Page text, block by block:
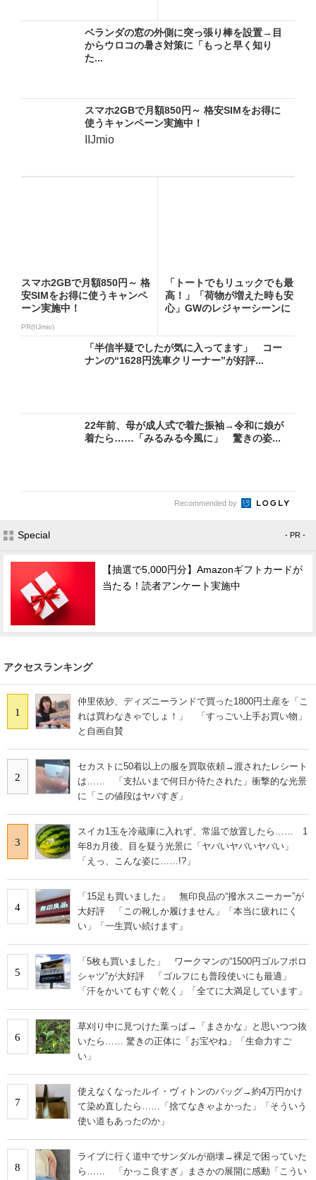
ベランダの窓の外側に突っ張り棒を設置→目
からウロコの暑さ対策に「もっと早く知り
た...
スマホ2GBで月額850円～ 格安SIMをお得に
使うキャンペーン実施中！
IIJmio
スマホ2GBで月額850円～ 格
安SIMをお得に使うキャンペ
ーン実施中！
PR(IIJmio)
「トートでもリュックでも最
高！」「荷物が増えた時も安
心」GWのレジャーシーンに
「半信半疑でしたが気に入ってます」 コー
ナンの“1628円洗車クリーナー”が好評...
22年前、母が成人式で着た振袖→令和に娘が
着たら……「みるみる今風に」 驚きの姿...
Recommended by
Special - PR -
【抽選で5,000円分】Amazonギフトカードが
当たる！読者アンケート実施中
アクセスランキング
1
仲里依紗、ディズニーランドで買った1800円土産を「こ
れは買わなきゃでしょ！」 「すっごい上手お買い物」
と自画自賛
2
セカストに50着以上の服を買取依頼→渡されたレシート
は…… 「支払いまで何日か待たされた」衝撃的な光景
に「この値段はヤバすぎ」
3
スイカ1玉を冷蔵庫に入れず、常温で放置したら…… 1
年8カ月後、目を疑う光景に「ヤバいヤバいヤバい」
「えっ、こんな姿に……!?」
4
「15足も買いました」 無印良品の“撥水スニーカー”が
大好評 「この靴しか履けません」「本当に疲れにく
い」「一生買い続けます」
5
「5枚も買いました」 ワークマンの“1500円ゴルフポロ
シャツ”が大好評 「ゴルフにも普段使いにも最適」
「汗をかいてもすぐ乾く」「全てに大満足しています」
6
草刈り中に見つけた葉っぱ→「まさかな」と思いつつ抜
いたら…… 驚きの正体に「お宝やね」「生命力すご
い」
7
使えなくなったルイ・ヴィトンのバッグ→約4万円かけ
て染め直したら……「捨てなきゃよかった」「そういう
使い道もあったのか」
8
ライブに行く道中でサンダルが崩壊→裸足で困っていた
ら…… 「かっこ良すぎ」まさかの展開に感動「こうい